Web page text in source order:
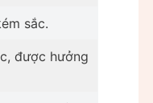
sắc.
được hưởng